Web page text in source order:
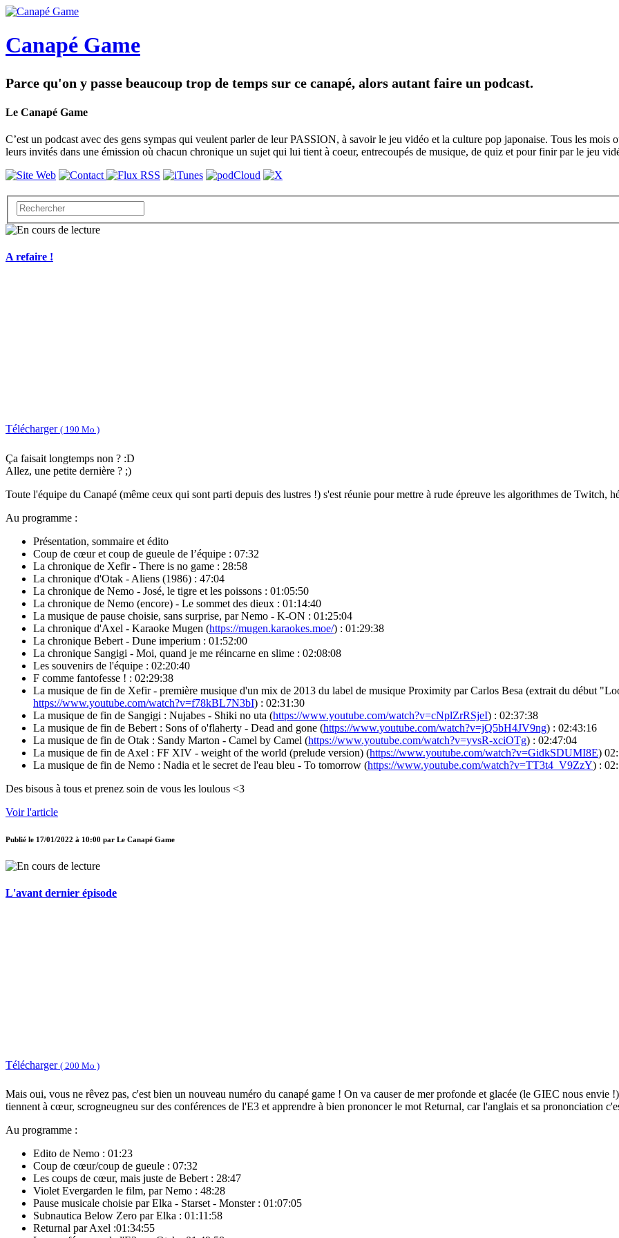
Canapé Game
Parce qu'on y passe beaucoup trop de temps sur ce canapé, alors autant faire un podcast.
Le Canapé Game
C’est un podcast avec des gens sympas qui veulent parler de leur PASSION, à savoir le jeu vidéo et la culture pop japonaise. Tous les
leurs invités dans une émission où chacun chronique un sujet qui lui tient à coeur, entrecoupés de musique, de quiz et pour finir par le jeu
A refaire !
Télécharger ( 190 Mo )
Ça faisait longtemps non ? :D
Allez, une petite dernière ? ;)
Toute l'équipe du Canapé (même ceux qui sont parti depuis des lustres !) s'est réunie pour mettre à rude épreuve les algorithmes de Twitch,
Au programme :
Présentation, sommaire et édito
Coup de cœur et coup de gueule de l’équipe : 07:32
La chronique de Xefir - There is no game : 28:58
La chronique d'Otak - Aliens (1986) : 47:04
La chronique de Nemo - José, le tigre et les poissons : 01:05:50
La chronique de Nemo (encore) - Le sommet des dieux : 01:14:40
La musique de pause choisie, sans surprise, par Nemo - K-ON : 01:25:04
La chronique d'Axel - Karaoke Mugen (https://mugen.karaokes.moe/) : 01:29:38
La chronique Bebert - Dune imperium : 01:52:00
La chronique Sangigi - Moi, quand je me réincarne en slime : 02:08:08
Les souvenirs de l'équipe : 02:20:40
F comme fantofesse ! : 02:29:38
La musique de fin de Xefir - première musique d'un mix de 2013 du label de musique Proximity par Carlos Besa (extrait du début
https://www.youtube.com/watch?v=f78kBL7N3bI) : 02:31:30
La musique de fin de Sangigi : Nujabes - Shiki no uta (https://www.youtube.com/watch?v=cNplZrRSjeI) : 02:37:38
La musique de fin de Bebert : Sons of o'flaherty - Dead and gone (https://www.youtube.com/watch?v=jQ5bH4JV9ng) : 02:43:16
La musique de fin de Otak : Sandy Marton - Camel by Camel (https://www.youtube.com/watch?v=yvsR-xciOTg) : 02:47:04
La musique de fin de Axel : FF XIV - weight of the world (prelude version) (https://www.youtube.com/watch?v=GidkSDUMI8E)
La musique de fin de Nemo : Nadia et le secret de l'eau bleu - To tomorrow (https://www.youtube.com/watch?v=TT3t4_V9ZzY) :
Des bisous à tous et prenez soin de vous les loulous <3
Voir l'article
Publié le 17/01/2022 à 10:00 par Le Canapé Game
L'avant dernier épisode
Télécharger ( 200 Mo )
Mais oui, vous ne rêvez pas, c'est bien un nouveau numéro du canapé game ! On va causer de mer profonde et glacée (le GIEC nous
tiennent à cœur, scrogneugneu sur des conférences de l'E3 et apprendre à bien prononcer le mot Returnal, car l'anglais et sa prononciation
Au programme :
Edito de Nemo : 01:23
Coup de cœur/coup de gueule : 07:32
Les coups de cœur, mais juste de Bebert : 28:47
Violet Evergarden le film, par Nemo : 48:28
Pause musicale choisie par Elka - Starset - Monster : 01:07:05
Subnautica Below Zero par Elka : 01:11:58
Returnal par Axel :01:34:55